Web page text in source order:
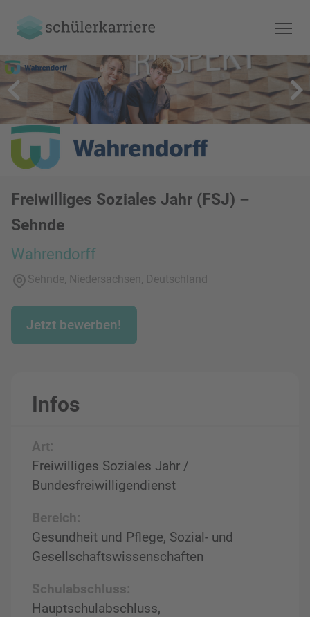
Freiwilliges Soziales Jahr (FSJ) –
Sehnde
Wahrendorff
Sehnde, Niedersachsen, Deutschland
Jetzt bewerben!
Infos
Art:
Freiwilliges Soziales Jahr /
Bundesfreiwilligendienst
Bereich:
Gesundheit und Pflege, Sozial- und
Gesellschaftswissenschaften
Schulabschluss:
Hauptschulabschluss,